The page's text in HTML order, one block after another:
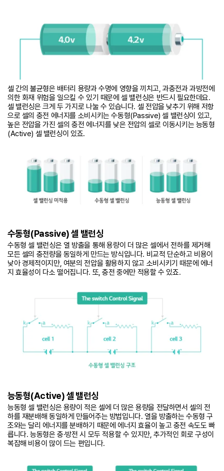
셀 간의 불균형은 배터리 용량과 수명에 영향을 끼치고, 과충전과 과방전에
의한 화재 위험을 일으킬 수 있기 때문에 셀 밸런싱은 반드시 필요한데요.
셀 밸런싱은 크게 두 가지로 나눌 수 있습니다. 셀 전압을 낮추기 위해 저항
으로 셀의 충전 에너지를 소비시키는 수동형(Passive) 셀 밸런싱이 있고,
높은 전압을 가진 셀의 충전 에너지를 낮은 전압의 셀로 이동시키는 능동형
(Active) 셀 밸런싱이 있죠.
수동형(Passive) 셀 밸런싱
수동형 셀 밸런싱은 열 방출을 통해 용량이 더 많은 셀에서 전하를 제거해
모든 셀의 충전량을 동일하게 만드는 방식입니다. 비교적 단순하고 비용이
낮아 경제적이지만, 여분의 전압을 활용하지 않고 소비시키기 때문에 에너
지 효율성이 다소 떨어집니다. 또, 충전 중에만 적용할 수 있죠.
능동형(Active) 셀 밸런싱
능동형 셀 밸런싱은 용량이 적은 셀에 더 많은 용량을 전달하면서 셀의 전
하를 재분배해 동일하게 만들어주는 방법입니다. 열을 방출하는 수동형 구
조와는 달리 에너지를 분배하기 때문에 에너지 효율이 높고 충전 속도도 빠
릅니다. 능동형은 충·방전 시 모두 적용할 수 있지만, 추가적인 회로 구성이
복잡해 비용이 많이 드는 편입니다.